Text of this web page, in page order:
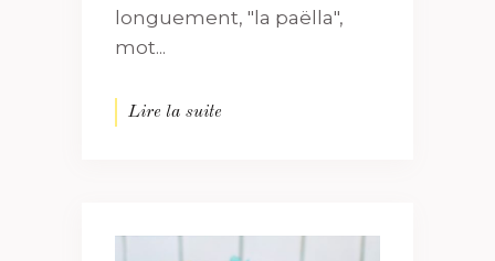
longuement, "la paëlla",
mot...
Lire la suite